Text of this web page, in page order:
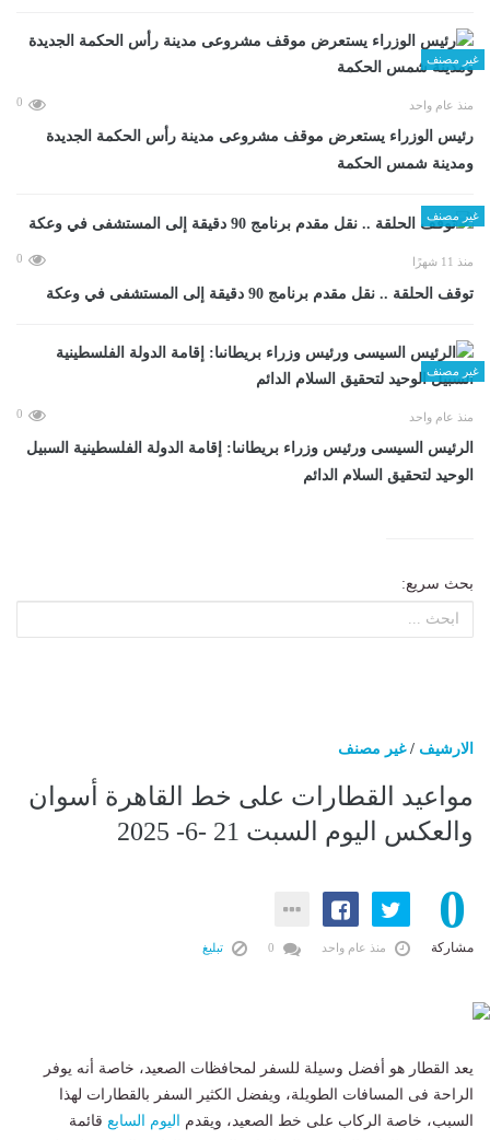
غير مصنف
منذ عام واحد 0
رئيس الوزراء يستعرض موقف مشروعى مدينة رأس الحكمة الجديدة
ومدينة شمس الحكمة
غير مصنف
منذ 11 شهرًا 0
توقف الحلقة .. نقل مقدم برنامج 90 دقيقة إلى المستشفى في وعكة
غير مصنف
منذ عام واحد 0
الرئيس السيسى ورئيس وزراء بريطانىا: إقامة الدولة الفلسطينية السبيل
الوحيد لتحقيق السلام الدائم
بحث سريع:
الارشيف /غير مصنف
مواعيد القطارات على خط القاهرة أسوان
والعكس اليوم السبت 21 -6- 2025
0
مشاركة منذ عام واحد تبليغ
يعد القطار هو أفضل وسيلة للسفر لمحافظات الصعيد، خاصة أنه يوفر
الراحة فى المسافات الطويلة، ويفضل الكثير السفر بالقطارات لهذا
السبب، خاصة الركاب على خط الصعيد، ويقدم
اليوم السابع قائمة